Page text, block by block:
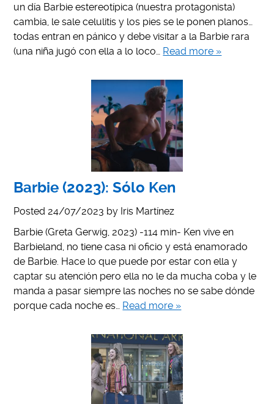
un día Barbie estereotípica (nuestra protagonista)
cambia, le sale celulitis y los pies se le ponen planos…
todas entran en pánico y debe visitar a la Barbie rara
(una niña jugó con ella a lo loco… Read more »
Barbie (2023): Sólo Ken
Posted 24/07/2023 by Iris Martínez
Barbie (Greta Gerwig, 2023) -114 min- Ken vive en
Barbieland, no tiene casa ni oficio y está enamorado
de Barbie. Hace lo que puede por estar con ella y
captar su atención pero ella no le da mucha coba y le
manda a pasar siempre las noches no se sabe dónde
porque cada noche es… Read more »